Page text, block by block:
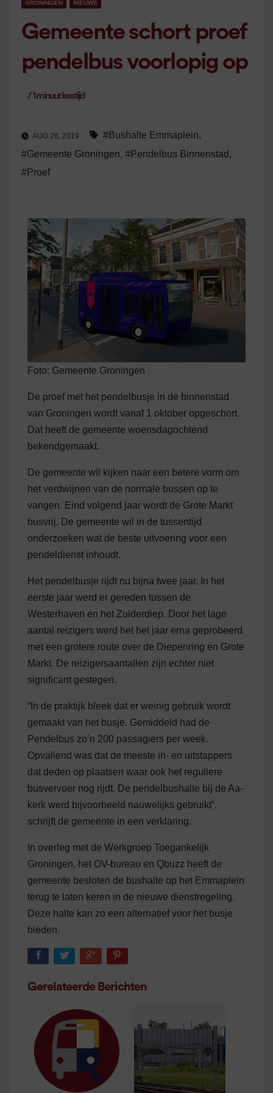
GRONINGEN NIEUWS
Gemeente schort proef
pendelbus voorlopig op
/1 minuut leestijd
AUG 28, 2019 #Bushalte Emmaplein,
#Gemeente Groningen, #Pendelbus Binnenstad ,
#Proef
Foto: Gemeente Groningen
De proef met het pendelbusje in de binnenstad
van Groningen wordt vanaf 1 oktober opgeschort.
Dat heeft de gemeente woensdagochtend
bekendgemaakt.
De gemeente wil kijken naar een betere vorm om
het verdwijnen van de normale bussen op te
vangen. Eind volgend jaar wordt de Grote Markt
busvrij. De gemeente wil in de tussentijd
onderzoeken wat de beste uitvoering voor een
pendeldienst inhoudt.
Het pendelbusje rijdt nu bijna twee jaar. In het
eerste jaar werd er gereden tussen de
Westerhaven en het Zuiderdiep. Door het lage
aantal reizigers werd het het jaar erna geprobeerd
met een grotere route over de Diepenring en Grote
Markt. De reizigersaantallen zijn echter niet
significant gestegen.
“In de praktijk bleek dat er weinig gebruik wordt
gemaakt van het busje. Gemiddeld had de
Pendelbus zo’n 200 passagiers per week.
Opvallend was dat de meeste in- en uitstappers
dat deden op plaatsen waar ook het reguliere
busvervoer nog rijdt. De pendelbushalte bij de Aa-
kerk werd bijvoorbeeld nauwelijks gebruikt”,
schrijft de gemeente in een verklaring.
In overleg met de Werkgroep Toegankelijk
Groningen, het OV-bureau en Qbuzz heeft de
gemeente besloten de bushalte op het Emmaplein
terug te laten keren in de nieuwe dienstregeling.
Deze halte kan zo een alternatief voor het busje
bieden.
Gerelateerde Berichten